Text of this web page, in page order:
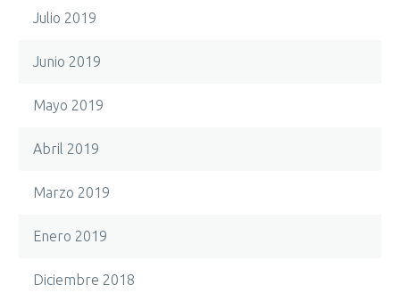
Julio 2019
Junio 2019
Mayo 2019
Abril 2019
Marzo 2019
Enero 2019
Diciembre 2018